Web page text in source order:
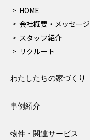
HOME
会社概要・メッセージ
スタッフ紹介
リクルート
わたしたちの家づくり
事例紹介
物件・関連サービス